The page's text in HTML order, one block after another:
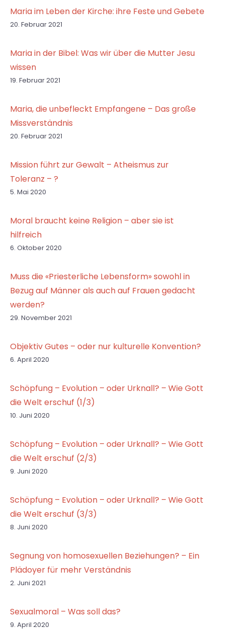
Maria im Leben der Kirche: ihre Feste und Gebete
20. Februar 2021
Maria in der Bibel: Was wir über die Mutter Jesu
wissen
19. Februar 2021
Maria, die unbefleckt Empfangene – Das große
Missverständnis
20. Februar 2021
Mission führt zur Gewalt – Atheismus zur
Toleranz – ?
5. Mai 2020
Moral braucht keine Religion – aber sie ist
hilfreich
6. Oktober 2020
Muss die «Priesterliche Lebensform» sowohl in
Bezug auf Männer als auch auf Frauen gedacht
werden?
29. November 2021
Objektiv Gutes – oder nur kulturelle Konvention?
6. April 2020
Schöpfung – Evolution – oder Urknall? – Wie Gott
die Welt erschuf (1/3)
10. Juni 2020
Schöpfung – Evolution – oder Urknall? – Wie Gott
die Welt erschuf (2/3)
9. Juni 2020
Schöpfung – Evolution – oder Urknall? – Wie Gott
die Welt erschuf (3/3)
8. Juni 2020
Segnung von homosexuellen Beziehungen? – Ein
Plädoyer für mehr Verständnis
2. Juni 2021
Sexualmoral – Was soll das?
9. April 2020